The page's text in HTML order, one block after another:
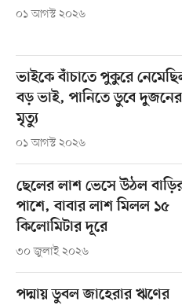
০১ আগস্ট ২০২৬
ভাইকে বাঁচাতে পুকুরে
বড় ভাই, পানিতে ডুবে দুজনের
মৃত্যু
০১ আগস্ট ২০২৬
ছেলের লাশ ভেসে উঠল
পাশে, বাবার লাশ মিলল ১৫
কিলোমিটার দূরে
৩০ জুলাই ২০২৬
পদ্মায় ডুবল জাহেরার ঋণের